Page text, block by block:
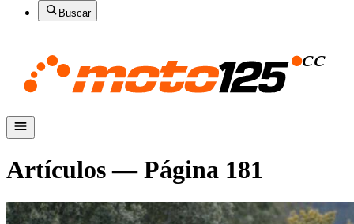
Buscar
Artículos — Página 181